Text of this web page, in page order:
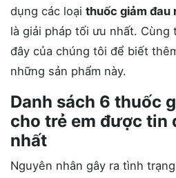
dụng các loại thuốc giảm đau
là giải pháp tối ưu nhất. Cùng
đây của chúng tôi để biết
những sản phẩm này.
Danh sách 6 thuốc
cho trẻ em được tin
nhất
Nguyên nhân gây ra tình